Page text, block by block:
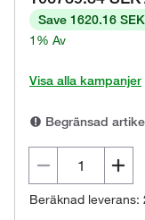
Save 1620.16 SEK
1% Av
Visa alla kampanjer
Begränsad
Beräknad leverans: